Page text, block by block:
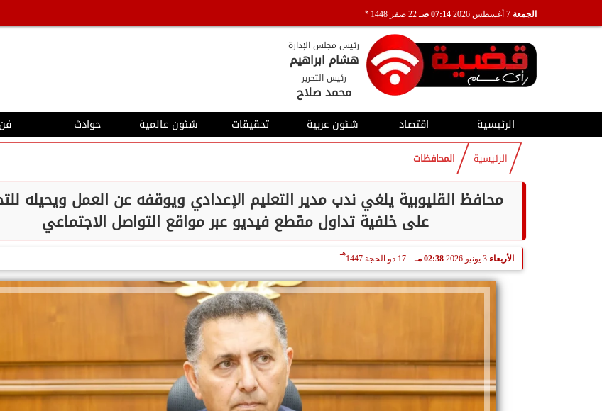
الجمعة 07:14 صـ 22 صفر 1448 هـ
رئيس مجلس الإدارة
هشام ابراهيم
رئيس التحرير
محمد صلاح
الرئيسية اقتصاد شئون عربية تحقيقات شئون عالمية حوادث فن
الرئيسية المحافظات
محافظ القليوبية يلغي ندب مدير التعليم الإعدادي ويوقفه عن العمل ويحيله
على خلفية تداول مقطع فيديو عبر مواقع التواصل الاجتماعي
الأربعاء 3 يونيو 2026 02:38 مـ 17 ذو الحجة 1447
هـ